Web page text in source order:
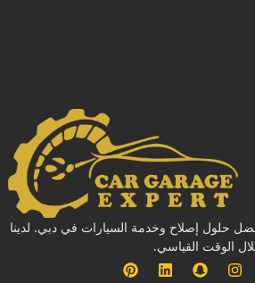
حلول إصلاح وخدمة السيارات في دبي. لدينا
الوقت القياسي.